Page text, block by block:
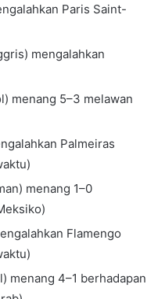
Paris Saint-
mengalahkan
menang 5–3 melawan
Palmeiras
menang 1–0
Flamengo
menang 4–1 berhadapan